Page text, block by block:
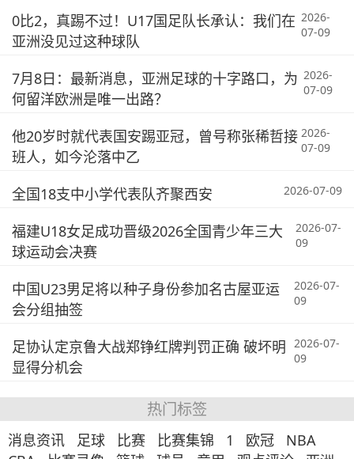
0比2，真踢不过！U17国足队长承认：我们在
亚洲没见过这种球队
2026-
07-09
7月8日：最新消息，亚洲足球的十字路口，为
何留洋欧洲是唯一出路？
2026-
07-09
他20岁时就代表国安踢亚冠，曾号称张稀哲接
班人，如今沦落中乙
2026-
07-09
全国18支中小学代表队齐聚西安 2026-07-09
福建U18女足成功晋级2026全国青少年三大
球运动会决赛
2026-07-
09
中国U23男足将以种子身份参加名古屋亚运
会分组抽签
2026-07-
09
足协认定京鲁大战郑铮红牌判罚正确 破坏明
显得分机会
2026-07-
09
热门标签
消息资讯 足球 比赛 比赛集锦 1 欧冠
NBA